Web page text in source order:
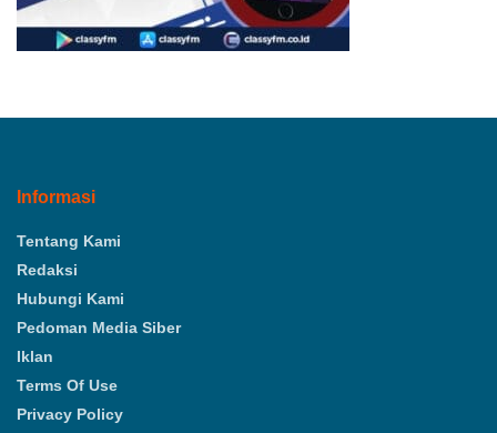
Informasi
Tentang Kami
Redaksi
Hubungi Kami
Pedoman Media Siber
Iklan
Terms Of Use
Privacy Policy